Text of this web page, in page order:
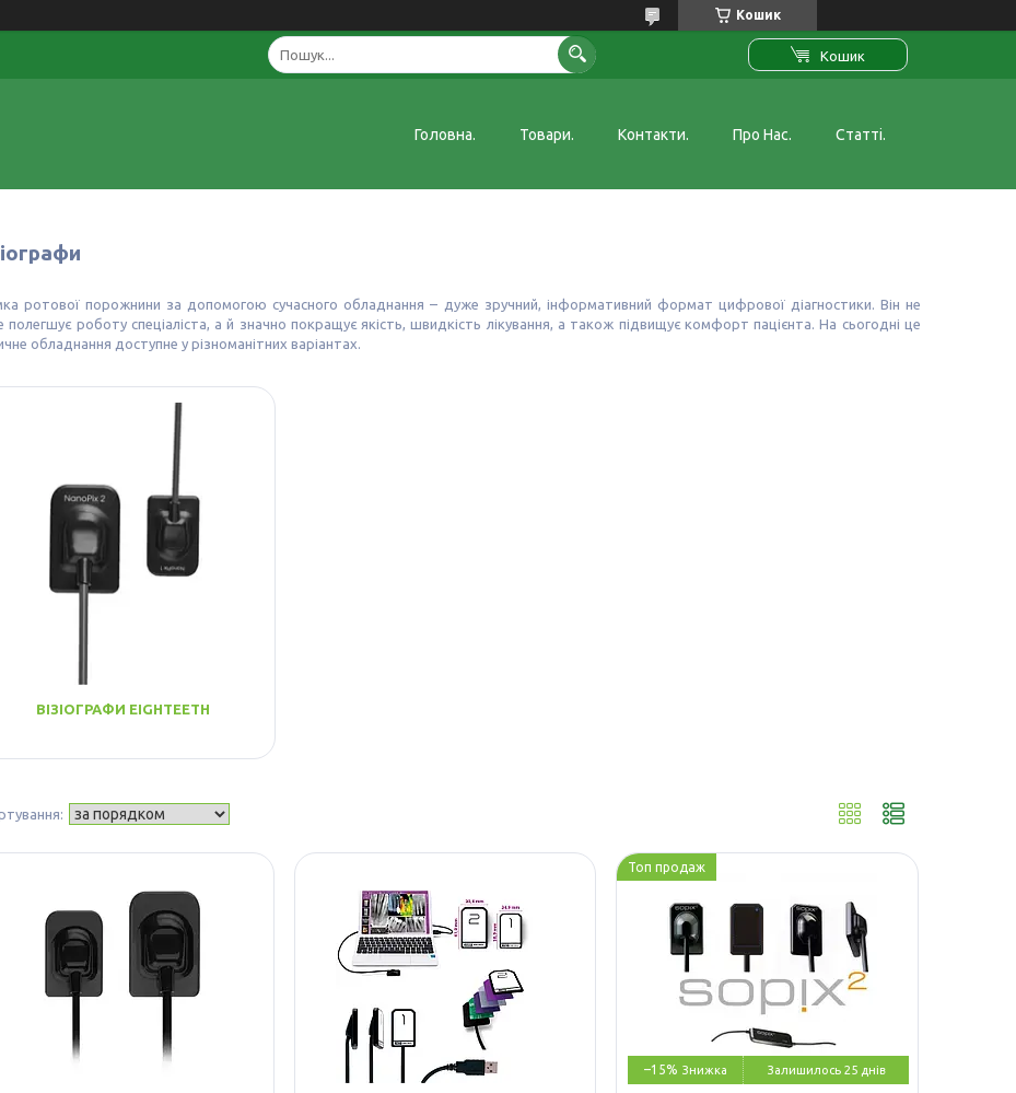
Кошик
Кошик
Головна. Товари. Контакти. Про Нас. Статті.
ротової порожнини за допомогою сучасного обладнання – дуже зручний, інформативний формат цифрової діагностики. Він не
полегшує роботу спеціаліста, а й значно покращує якість, швидкість лікування, а також підвищує комфорт пацієнта. На сьогодні це
обладнання доступне у різноманітних варіантах.
ВІЗІОГРАФИ EIGHTEETH
Топ продаж
–15% Залишилось 25 днів